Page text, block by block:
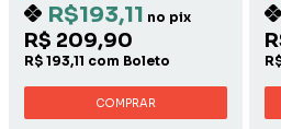
R$193,11 no pix
R$ 209,90
R$ 193,11 com Boleto
COMPRAR